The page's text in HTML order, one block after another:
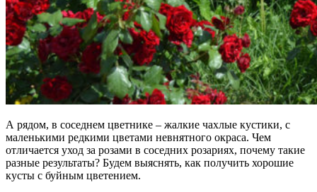
А рядом, в соседнем цветнике – жалкие чахлые кустики, с
маленькими редкими цветами невнятного окраса. Чем
отличается уход за розами в соседних розариях, почему такие
разные результаты? Будем выяснять, как получить хорошие
кусты с буйным цветением.